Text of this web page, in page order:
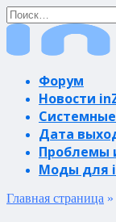
Перейти
к
содержанию
Search
for:
Форум
Новости
Дата
Проблемы
Моды для
Главная страница »